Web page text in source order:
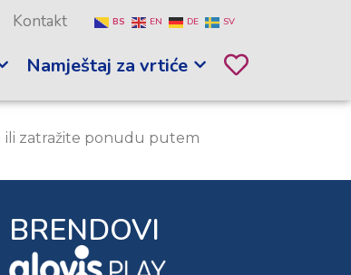
Kontakt BS EN DE SV
Namještaj za vrtiće
ili zatražite ponudu putem
BRENDOVI